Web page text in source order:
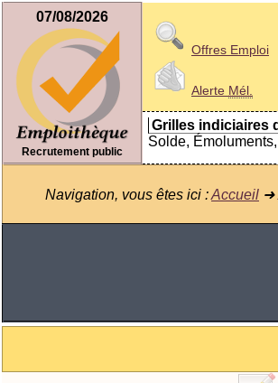
07/08/2026
Recrutement public
Offres Emploi
Alerte Mél.
Grilles indiciaires
Solde,
Navigation, vous êtes ici :Accueil ➜